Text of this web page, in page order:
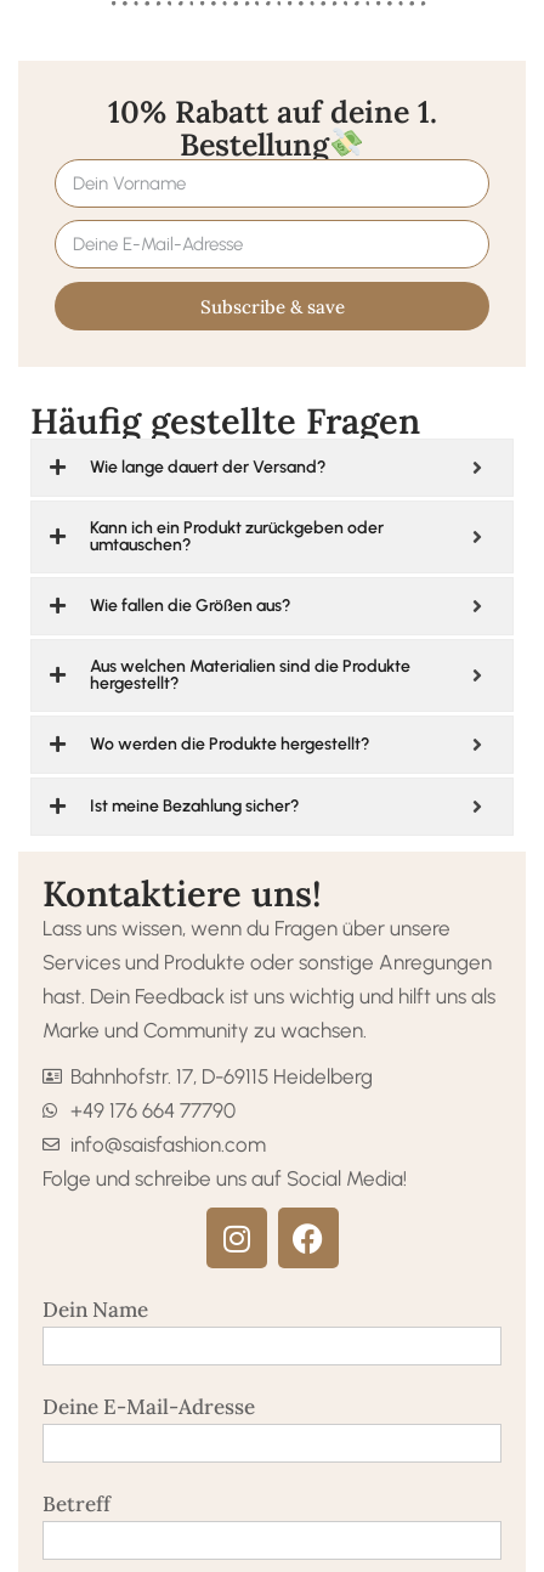
10% Rabatt auf deine 1.
Bestellung
Subscribe & save
Häufig gestellte Fragen
Wie lange dauert der Versand?
Kann ich ein Produkt zurückgeben oder
umtauschen?
Wie fallen die Größen aus?
Aus welchen Materialien sind die Produkte
hergestellt?
Wo werden die Produkte hergestellt?
Ist meine Bezahlung sicher?
Kontaktiere uns!
Lass uns wissen, wenn du Fragen über unsere
Services und Produkte oder sonstige Anregungen
hast. Dein Feedback ist uns wichtig und hilft uns als
Marke und Community zu wachsen.
Bahnhofstr. 17, D-69115 Heidelberg
+49 176 664 77790
info@saisfashion.com
Folge und schreibe uns auf Social Media!
Dein Name
Deine E-Mail-Adresse
Betreff